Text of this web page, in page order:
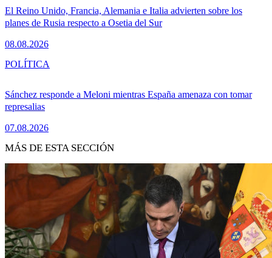
El Reino Unido, Francia, Alemania e Italia advierten sobre los
planes de Rusia respecto a Osetia del Sur
08.08.2026
Sánchez responde a Meloni mientras España amenaza con tomar
represalias
07.08.2026
POLÍTICA
MÁS DE ESTA SECCIÓN